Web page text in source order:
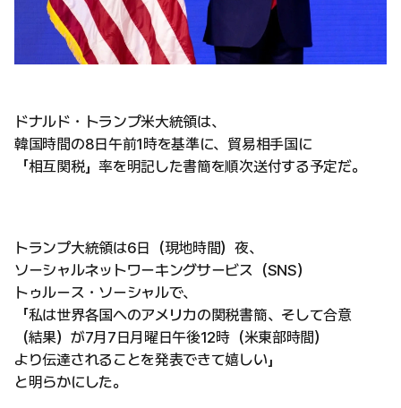
ドナルド・トランプ米大統領は、
韓国時間の8日午前1時を基準に、貿易相手国に
「相互関税」率を明記した書簡を順次送付する予定だ。
トランプ大統領は6日（現地時間）夜、
ソーシャルネットワーキングサービス（SNS）
トゥルース・ソーシャルで、
「私は世界各国へのアメリカの関税書簡、そして合意
（結果）が7月7日月曜日午後12時（米東部時間）
より伝達されることを発表できて嬉しい」
と明らかにした。